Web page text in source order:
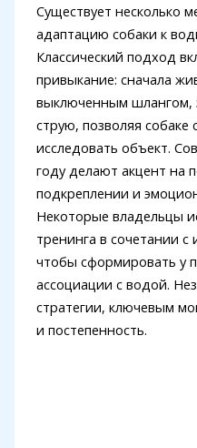
Существует несколько
адаптацию собаки к
Классический подход
привыкание: сначала
выключенным шлангом,
струю, позволяя собаке
исследовать объект.
году делают акцент на
подкреплении и
Некоторые владельцы
тренинга в сочетании
чтобы сформировать у
ассоциации с водой.
стратегии, ключевым
и постепенность.